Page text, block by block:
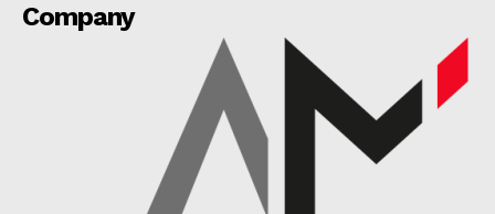
Company